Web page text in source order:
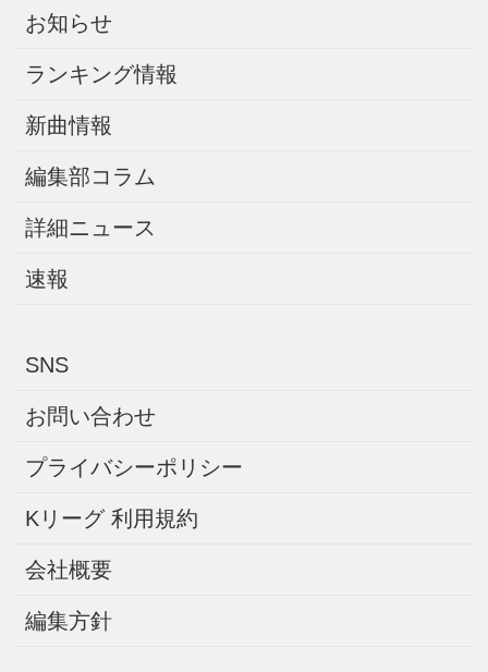
お知らせ
ランキング情報
新曲情報
編集部コラム
詳細ニュース
速報
SNS
お問い合わせ
プライバシーポリシー
Kリーグ 利用規約
会社概要
編集方針